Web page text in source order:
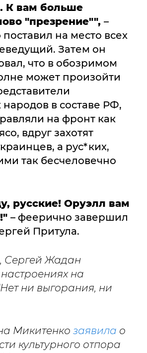
К вам больше
"презрение"", –
на место всех
Затем он
что в обозримом
может произойти
в составе РФ,
на фронт как
вдруг захотят
а рус*ких,
так бесчеловечно
русские! Оруэлл вам
– феерично завершил
Притула.
Сергей Жадан
на
ни выгорания, ни
Микитенко заявила о
культурного отпора